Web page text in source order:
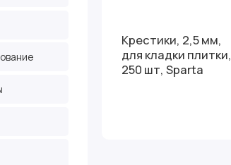
Крестики, 2,5 мм,
для кладки плитки,
250 шт, Sparta